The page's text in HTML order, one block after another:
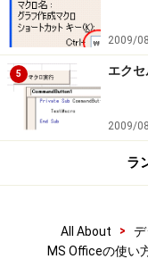
引数Sourceの指定
同様に、引数
と「新ファイル名
ます。「新ファイ
2009/
5 エク
2009/
ラ
All About >
MS Officeの使い